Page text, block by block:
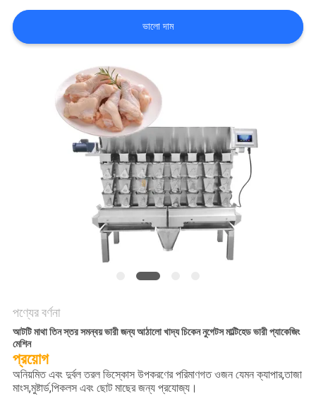
করুন
গোপনীয়তা
নীতি
ভালো দাম
পণ্যের বর্ণনা
আটটি মাথা তিন স্তর সমন্বয় ভারী জন্য আঠালো খাদ্য চিকেন নুগেটস মাল্টিহেড ভারী প্যাকেজিং
মেশিন
প্রয়োগ
অনিয়মিত এবং দুর্বল তরল ভিস্কোস উপকরণের পরিমাণগত ওজন যেমন ক্যাপার,তাজা
মাংস,মুষ্টার্ড,পিকলস এবং ছোট মাছের জন্য প্রযোজ্য।